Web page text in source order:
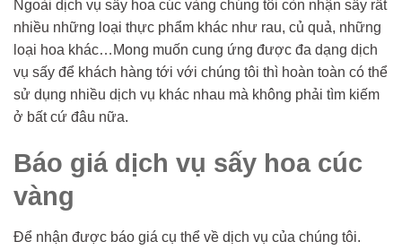
Ngoài dịch vụ sấy hoa cúc vàng chúng tôi còn nhận sấy rất
nhiều những loại thực phẩm khác như rau, củ quả, những
loại hoa khác…Mong muốn cung ứng được đa dạng dịch
vụ sấy để khách hàng tới với chúng tôi thì hoàn toàn có thể
sử dụng nhiều dịch vụ khác nhau mà không phải tìm kiếm
ở bất cứ đâu nữa.
Báo giá dịch vụ sấy hoa cúc
vàng
Để nhận được báo giá cụ thể về dịch vụ của chúng tôi.